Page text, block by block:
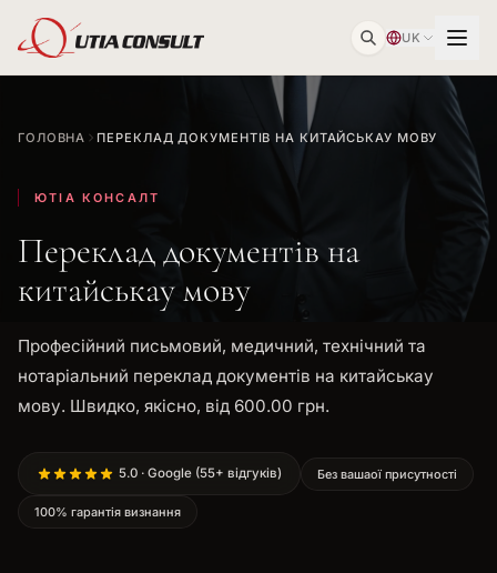
UK
ГОЛОВНА ПЕРЕКЛАД ДОКУМЕНТІВ НА КИТАЙСЬКАУ МОВУ
ЮТІА КОНСАЛТ
Переклад документів на
китайськау мову
Професійний письмовий, медичний, технічний та
нотаріальний переклад документів на китайськау
мову. Швидко, якісно, від 600.00 грн.
5.0 · Google (55+ відгуків) Без вашаої присутності
100% гарантія визнання